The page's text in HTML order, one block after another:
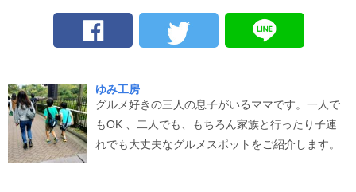
ゆみ工房
グルメ好きの三人の息子がいるママです。一人で
もOK 、二人でも、もちろん家族と行ったり子連
れでも大丈夫なグルメスポットをご紹介します。